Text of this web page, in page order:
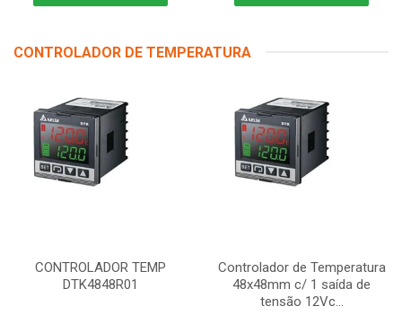
CONTROLADOR DE TEMPERATURA
CONTROLADOR TEMP
DTK4848R01
Controlador de Temperatura
48x48mm c/ 1 saída de
tensão 12Vc...